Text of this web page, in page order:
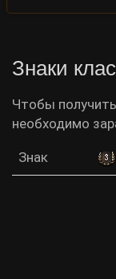
Знаки
Чтобы
необходимо
Знак